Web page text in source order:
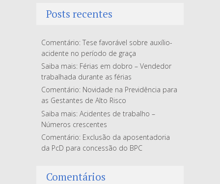
Posts recentes
Comentário: Tese favorável sobre auxílio-
acidente no período de graça
Saiba mais: Férias em dobro – Vendedor
trabalhada durante as férias
Comentário: Novidade na Previdência para
as Gestantes de Alto Risco
Saiba mais: Acidentes de trabalho –
Números crescentes
Comentário: Exclusão da aposentadoria
da PcD para concessão do BPC
Comentários